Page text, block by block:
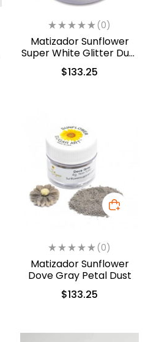
(0)
Matizador Sunflower
Super White Glitter Dust
(343)
$133.25
(0)
Matizador Sunflower
Dove Gray Petal Dust
$133.25